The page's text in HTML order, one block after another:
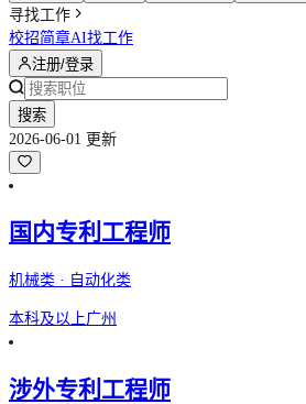
寻找工作
校招简章AI找工作
注册/登录
搜索
2026-06-01 更新
国内专利工程师
机械类 · 自动化类
本科及以上广州
涉外专利工程师